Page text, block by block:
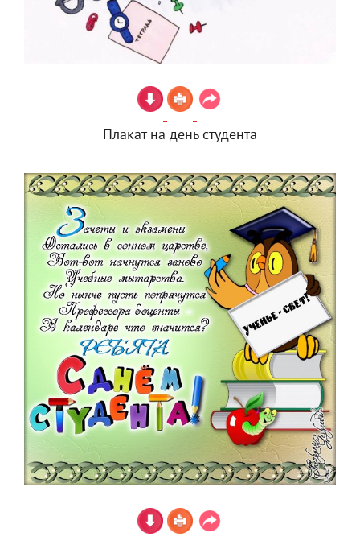
Плакат на день студента